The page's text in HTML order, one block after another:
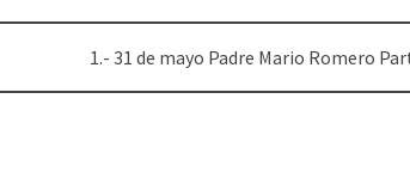
1.- 31 de mayo Padre Mario Romero